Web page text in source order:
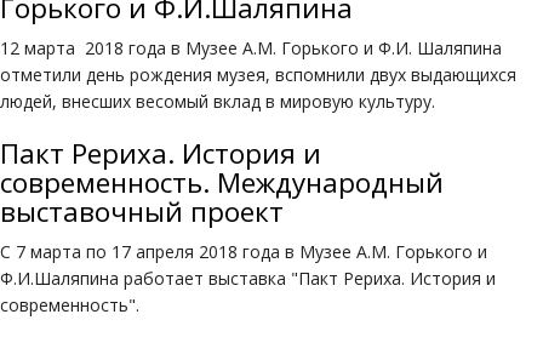
Горького и Ф.И.Шаляпина
12 марта 2018 года в Музее А.М. Горького и Ф.И. Шаляпина
отметили день рождения музея, вспомнили двух выдающихся
людей, внесших весомый вклад в мировую культуру.
Пакт Рериха. История и
современность. Международный
выставочный проект
С 7 марта по 17 апреля 2018 года в Музее А.М. Горького и
Ф.И.Шаляпина работает выставка "Пакт Рериха. История и
современность".